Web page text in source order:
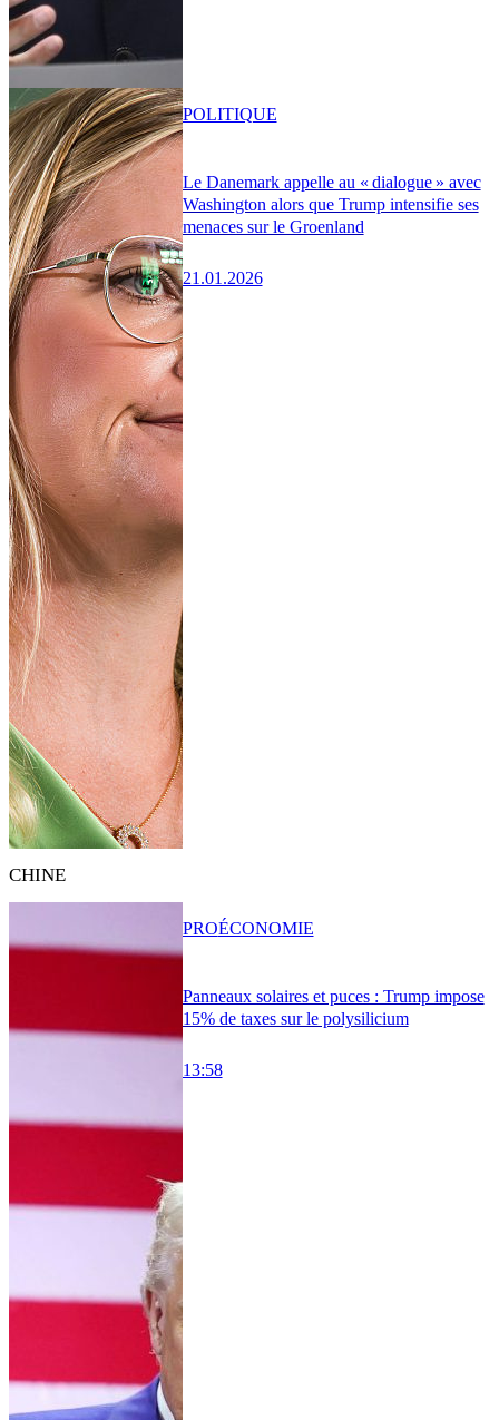
Le Danemark appelle au « dialogue » avec
Washington alors que Trump intensifie ses
menaces sur le Groenland
21.01.2026
POLITIQUE
CHINE
Panneaux solaires et puces : Trump impose
15% de taxes sur le polysilicium
13:58
PROÉCONOMIE